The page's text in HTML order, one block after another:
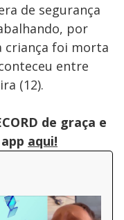
de segurança
por
criança foi morta
entre
(12).
de graça e
aqui!